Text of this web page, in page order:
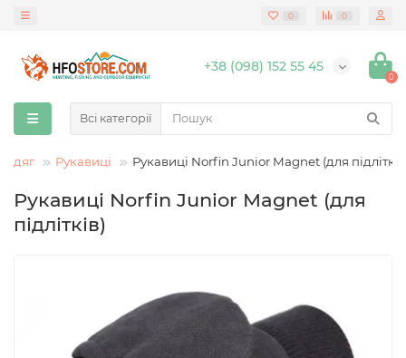
0 0
+38 (098) 152 55 45
0
Всі категорії
Одяг Рукавиці Рукавиці Norfin Junior Magnet (для
Рукавиці Norfin Junior Magnet (для
підлітків)